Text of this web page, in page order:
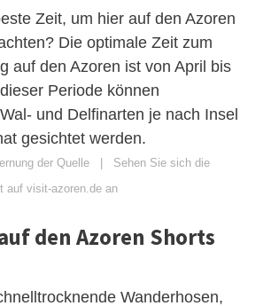
Zeit, um hier auf den Azoren
Die optimale Zeit zum
auf den Azoren ist von April bis
Periode können
und Delfinarten je nach Insel
gesichtet werden.
der Quelle | Sehen Sie sich die
auf visit-azoren.de an
den Azoren Shorts
Wanderhosen,